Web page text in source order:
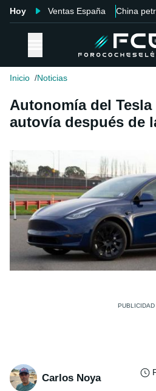
Hoy Ventas España China
Inicio Noticias
Autonomía del Tesla
autovía después de
Carlos Noya